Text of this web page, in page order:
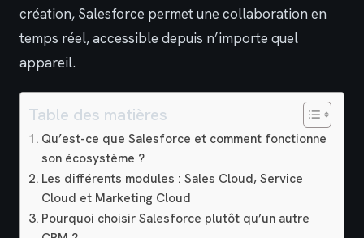
création, Salesforce permet une collaboration en
temps réel, accessible depuis n’importe quel
appareil.
Table des matières
Qu’est-ce que Salesforce et comment fonctionne
son écosystème ?
Les différents modules : Sales Cloud, Service
Cloud et Marketing Cloud
Pourquoi choisir Salesforce plutôt qu’un autre